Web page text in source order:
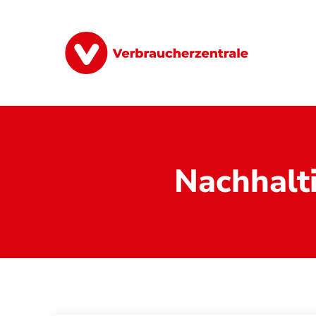
Finanzen Digitales Lebensmittel